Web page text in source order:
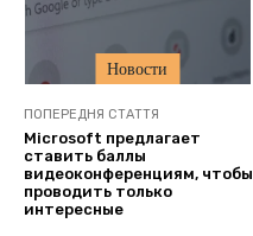
Новости
ПОПЕРЕДНЯ СТАТТЯ
Microsoft предлагает
ставить баллы
видеоконференциям, чтобы
проводить только
интересные